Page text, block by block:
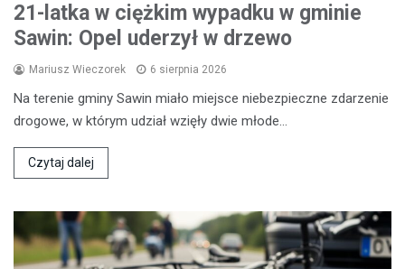
21-latka w ciężkim wypadku w gminie
Sawin: Opel uderzył w drzewo
Mariusz Wieczorek 6 sierpnia 2026
Na terenie gminy Sawin miało miejsce niebezpieczne zdarzenie
drogowe, w którym udział wzięły dwie młode…
Czytaj dalej